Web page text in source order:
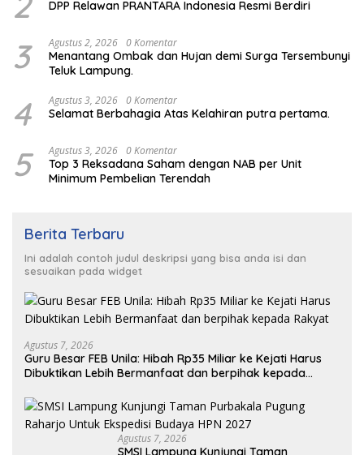
DPP Relawan PRANTARA Indonesia Resmi Berdiri
3 Agustus 2, 2026 0 Komentar
Menantang Ombak dan Hujan demi Surga Tersembunyi
Teluk Lampung.
4 Agustus 3, 2026 0 Komentar
Selamat Berbahagia Atas Kelahiran putra pertama.
5 Agustus 3, 2026 0 Komentar
Top 3 Reksadana Saham dengan NAB per Unit
Minimum Pembelian Terendah
Berita Terbaru
Ini adalah contoh judul deskripsi yang bisa anda isi dan
sesuaikan pada widget
Agustus 7, 2026
Guru Besar FEB Unila: Hibah Rp35 Miliar ke Kejati Harus
Dibuktikan Lebih Bermanfaat dan berpihak kepada
Agustus 7, 2026
SMSI Lampung Kunjungi Taman